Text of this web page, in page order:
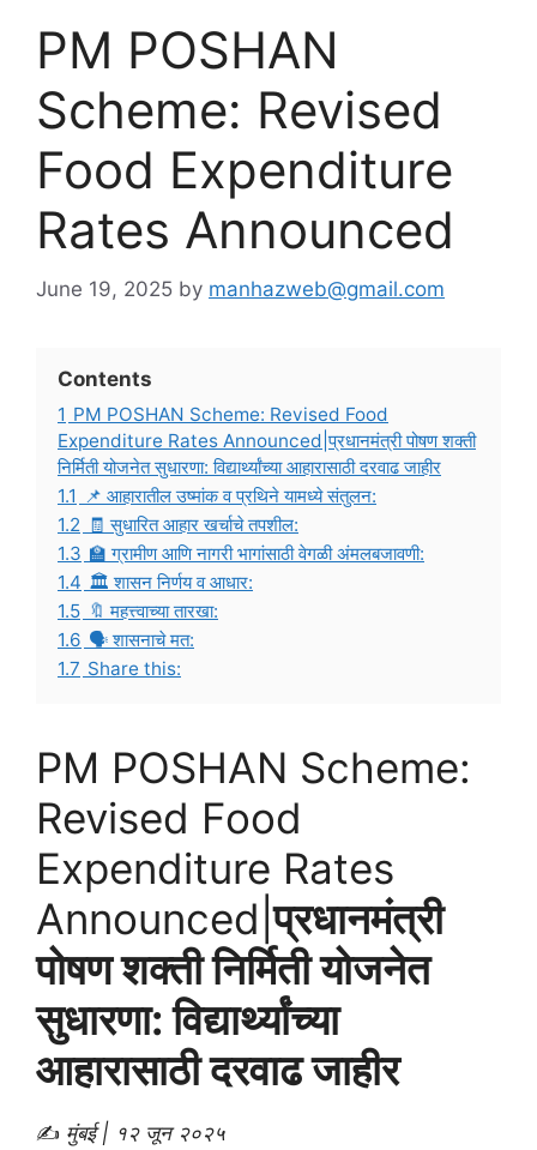
PM POSHAN
Scheme: Revised
Food Expenditure
Rates Announced
June 19, 2025 by manhazweb@gmail.com
Contents
1 PM POSHAN Scheme: Revised Food
Expenditure Rates Announced|प्रधानमंत्री पोषण शक्ती
निर्मिती योजनेत सुधारणा: विद्यार्थ्यांच्या आहारासाठी दरवाढ जाहीर
1.1 📌 आहारातील उष्मांक व प्रथिने यामध्ये संतुलन:
1.2 🧾 सुधारित आहार खर्चाचे तपशील:
1.3 🏫 ग्रामीण आणि नागरी भागांसाठी वेगळी अंमलबजावणी:
1.4 🏛️ शासन निर्णय व आधार:
1.5 🔖 महत्त्वाच्या तारखा:
1.6 🗣️ शासनाचे मत:
1.7 Share this:
PM POSHAN Scheme:
Revised Food
Expenditure Rates
Announced|प्रधानमंत्री
पोषण शक्ती निर्मिती योजनेत
सुधारणा: विद्यार्थ्यांच्या
आहारासाठी दरवाढ जाहीर
✍️ मुंबई | १२ जून २०२५